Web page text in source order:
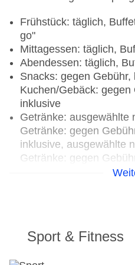
Frühstück: täglich,
go"
Mittagessen: täglich,
Abendessen: täglich,
Snacks: gegen
Kuchen/Gebäck:
inklusive
Getränke: ausgewählte
Getränke: gegen
inklusive, ausgewählte
Getränke: gegen
inklusive, ausgewählte
inklusive
Sport & Fitness